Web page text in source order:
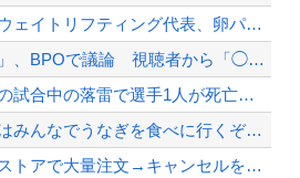
【配信者】「金バエ」のSNS更新が1週間途絶え、様々な憶測が飛び交う。1週間ぶり...
【緊急速報】NYで警官が黒人男性の首を絞め、暴動第二波不可避へ
【悲報】東京五輪ウェイトリフティング代表、卵パックを盗んで逮捕ｗｗｗｗｗｗｗ
アニメ「ヤニねこ」、BPOで議論 視聴者から「◯◯◯なのではないか」との批判が寄...
【動画】サッカーの試合中の落雷で選手1人が死亡、12人が負傷した事故。
アガサ博士「今日はみんなでうなぎを食べに行くぞい」
【衝撃】ジャンプストアで大量注文→キャンセルを繰り返した32歳女を逮捕 238ア...